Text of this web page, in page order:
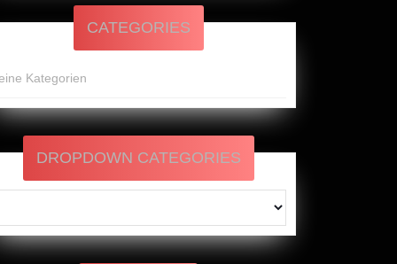
CATEGORIES
Kategorien
DROPDOWN CATEGORIES